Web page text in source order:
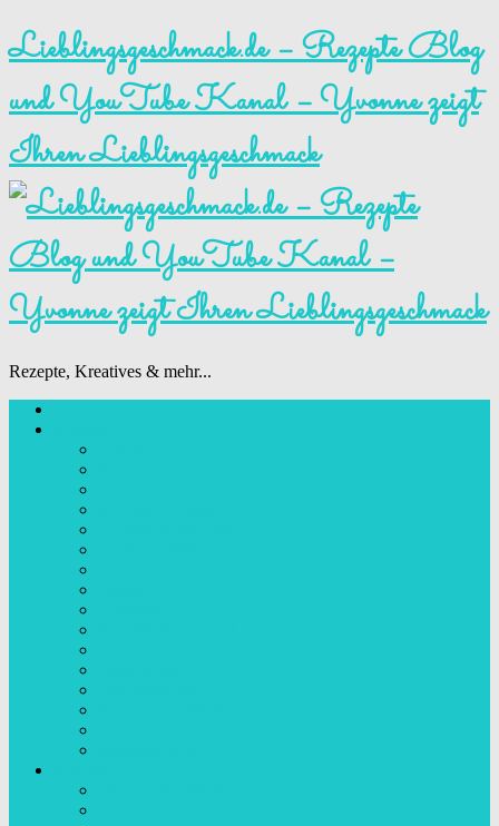
Lieblingsgeschmack.de – Rezepte Blog
und YouTube Kanal – Yvonne zeigt
Ihren Lieblingsgeschmack
Rezepte, Kreatives & mehr...